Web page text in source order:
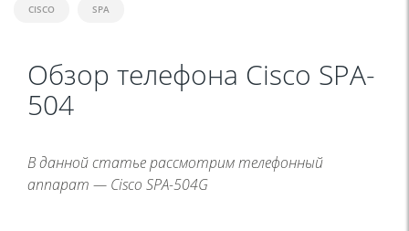
CISCO SPA
Обзор телефона Cisco SPA-
504
В данной статье рассмотрим телефонный
аппарат — Cisco SPA-504G